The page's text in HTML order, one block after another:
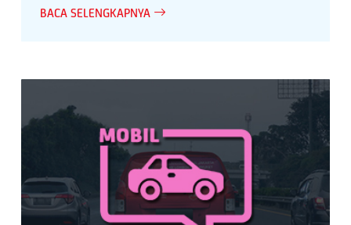
BACA SELENGKAPNYA